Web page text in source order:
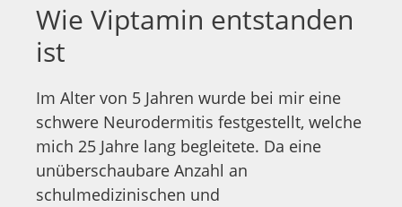
Wie Viptamin entstanden
ist
Im Alter von 5 Jahren wurde bei mir eine
schwere Neurodermitis festgestellt, welche
mich 25 Jahre lang begleitete. Da eine
unüberschaubare Anzahl an
schulmedizinischen und